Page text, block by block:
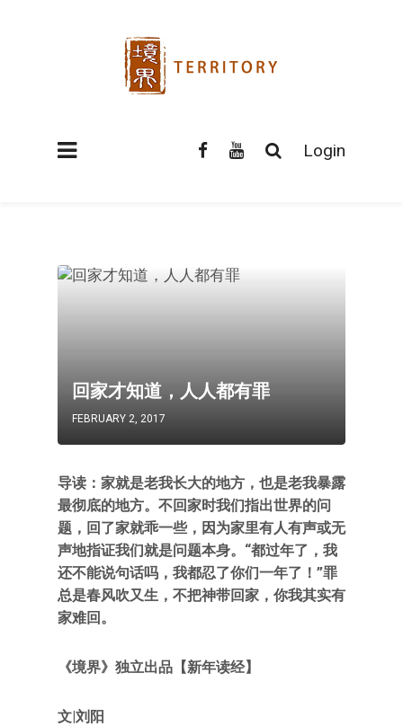
Login
回家才知道，人人都有罪
FEBRUARY 2, 2017
导读：家就是老我长大的地方，也是老我暴露
最彻底的地方。不回家时我们指出世界的问
题，回了家就乖一些，因为家里有人有声或无
声地指证我们就是问题本身。“都过年了，我
还不能说句话吗，我都忍了你们一年了！”罪
总是春风吹又生，不把神带回家，你我其实有
家难回。
《境界》独立出品【新年读经】
文|刘阳